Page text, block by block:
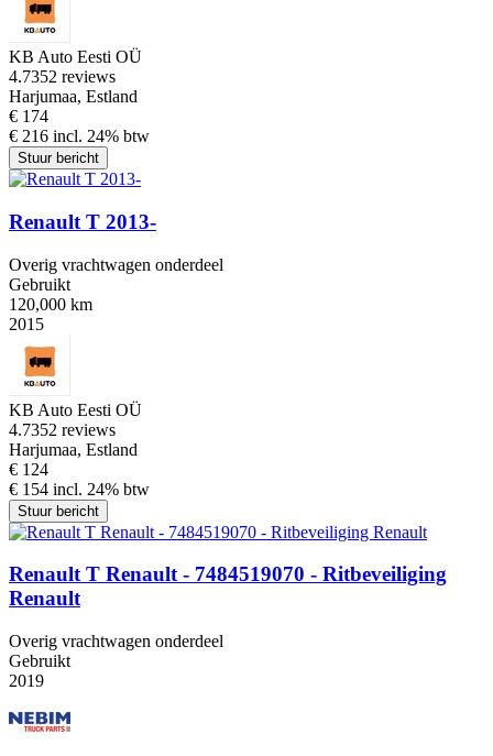
KB Auto Eesti OÜ
4.7352 reviews
Harjumaa, Estland
€ 174
€ 216 incl. 24% btw
Stuur bericht
Renault T 2013-
Overig vrachtwagen onderdeel
Gebruikt
120,000 km
2015
KB Auto Eesti OÜ
4.7352 reviews
Harjumaa, Estland
€ 124
€ 154 incl. 24% btw
Stuur bericht
Renault T Renault - 7484519070 - Ritbeveiliging
Renault
Overig vrachtwagen onderdeel
Gebruikt
2019